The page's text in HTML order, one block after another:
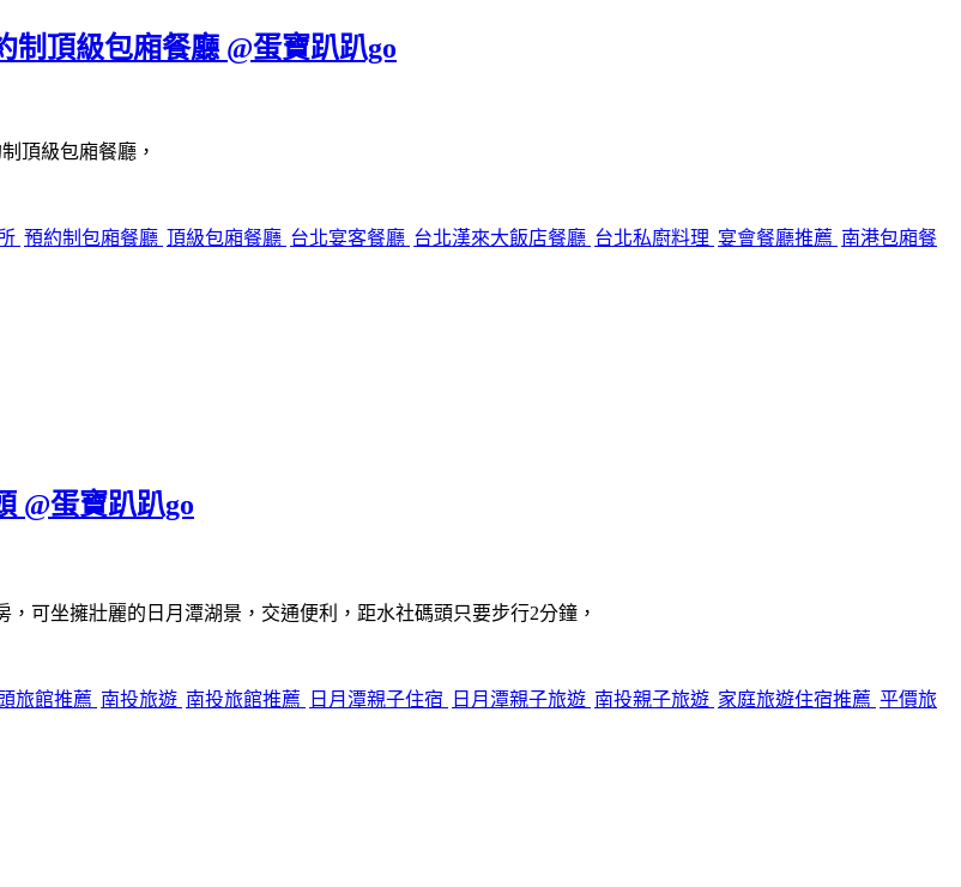
頂級包廂餐廳 @蛋寶趴趴go
頂級包廂餐廳，
預約制包廂餐廳 頂級包廂餐廳 台北宴客餐廳 台北漢來大飯店餐廳 台北私廚料理 宴會餐廳推薦 南港包廂餐
@蛋寶趴趴go
，可坐擁壯麗的日月潭湖景，交通便利，距水社碼頭只要步行2分鐘，
旅館推薦 南投旅遊 南投旅館推薦 日月潭親子住宿 日月潭親子旅遊 南投親子旅遊 家庭旅遊住宿推薦 平價旅